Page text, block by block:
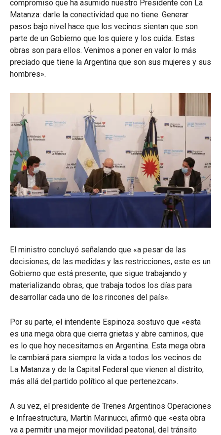
compromiso que ha asumido nuestro Presidente con La
Matanza: darle la conectividad que no tiene. Generar
pasos bajo nivel hace que los vecinos sientan que son
parte de un Gobierno que los quiere y los cuida. Estas
obras son para ellos. Venimos a poner en valor lo más
preciado que tiene la Argentina que son sus mujeres y sus
hombres».
El ministro concluyó señalando que «a pesar de las
decisiones, de las medidas y las restricciones, este es un
Gobierno que está presente, que sigue trabajando y
materializando obras, que trabaja todos los días para
desarrollar cada uno de los rincones del país».
Por su parte, el intendente Espinoza sostuvo que «esta
es una mega obra que cierra grietas y abre caminos, que
es lo que hoy necesitamos en Argentina. Esta mega obra
le cambiará para siempre la vida a todos los vecinos de
La Matanza y de la Capital Federal que vienen al distrito,
más allá del partido político al que pertenezcan».
A su vez, el presidente de Trenes Argentinos Operaciones
e Infraestructura, Martín Marinucci, afirmó que «esta obra
va a permitir una mejor movilidad peatonal, del tránsito